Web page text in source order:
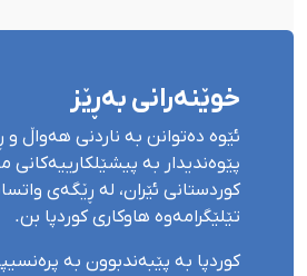
خوێنەرانی بەڕێز
ئێوە دەتوانن بە ناردنی هەواڵ و
پێوەندیدار بە
کوردستانی ئێران، لە ڕێگەی
تێلێگرامەوە هاوکاری کوردپا بن.
کوردپا بە پێبەندبوون بە